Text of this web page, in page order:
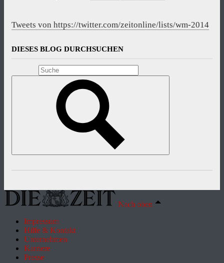
Tweets von https://twitter.com/zeitonline/lists/wm-2014
DIESES BLOG DURCHSUCHEN
Nach oben
Impressum
Hilfe & Kontakt
Unternehmen
Karriere
Presse